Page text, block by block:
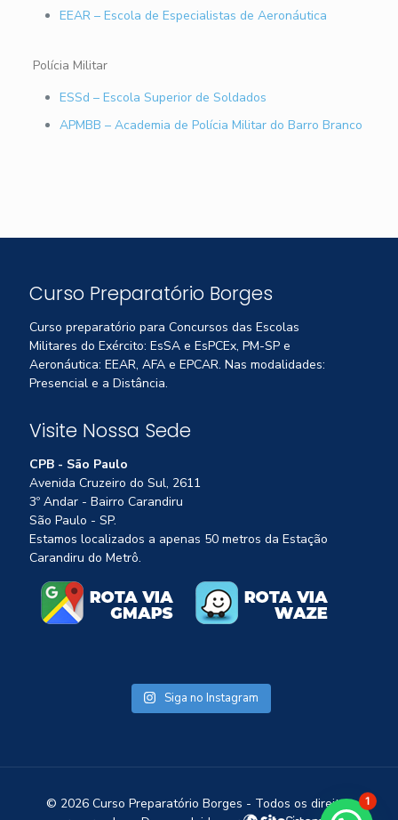
EEAR – Escola de Especialistas de Aeronáutica
Polícia Militar
ESSd – Escola Superior de Soldados
APMBB – Academia de Polícia Militar do Barro Branco
Curso Preparatório Borges
Curso preparatório para Concursos das Escolas
Militares do Exército: EsSA e EsPCEx, PM-SP e
Aeronáutica: EEAR, AFA e EPCAR. Nas modalidades:
Presencial e a Distância.
Visite Nossa Sede
CPB - São Paulo
Avenida Cruzeiro do Sul, 2611
3º Andar - Bairro Carandiru
São Paulo - SP.
Estamos localizados a apenas 50 metros da Estação
Carandiru do Metrô.
Siga no Instagram
© 2026 Curso Preparatório Borges - Todos os direitos
1